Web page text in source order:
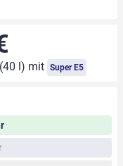
l) mit Super E5